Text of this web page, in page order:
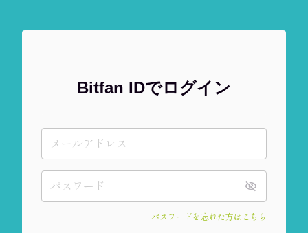
Bitfan IDでログイン
パスワードを忘れた方はこちら